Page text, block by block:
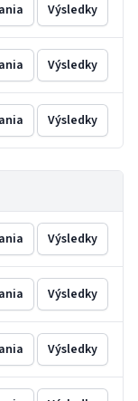
Výsledky
Výsledky
Výsledky
Výsledky
Výsledky
Výsledky